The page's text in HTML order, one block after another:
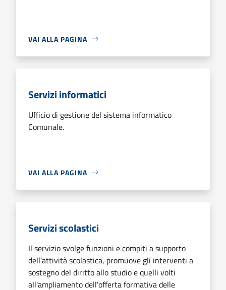
VAI ALLA PAGINA
Servizi informatici
Ufficio di gestione del sistema informatico
Comunale.
VAI ALLA PAGINA
Servizi scolastici
Il servizio svolge funzioni e compiti a supporto
dell’attività scolastica, promuove gli interventi a
sostegno del diritto allo studio e quelli volti
all'ampliamento dell'offerta formativa delle